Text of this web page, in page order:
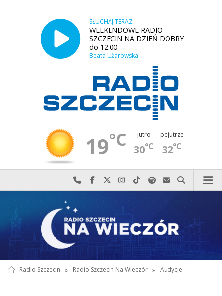
SŁUCHAJ TERAZ
WEEKENDOWE RADIO
SZCZECIN NA DZIEŃ DOBRY
do 12:00
Beata Użarowska
19°C jutro
30°C
pojutrze
32°C
Najlepiej po prostu do nas zadzwoń
Odwiedź nas na Facebook-u
Odwiedź nas na X
Odwiedź nas na Instagram-ie
Odwiedź nas na TikTok-u
Szukaj nas na Spotify
Wyślij do nas
Szukaj
Radio Szczecin » Radio Szczecin Na Wieczór » Audycje